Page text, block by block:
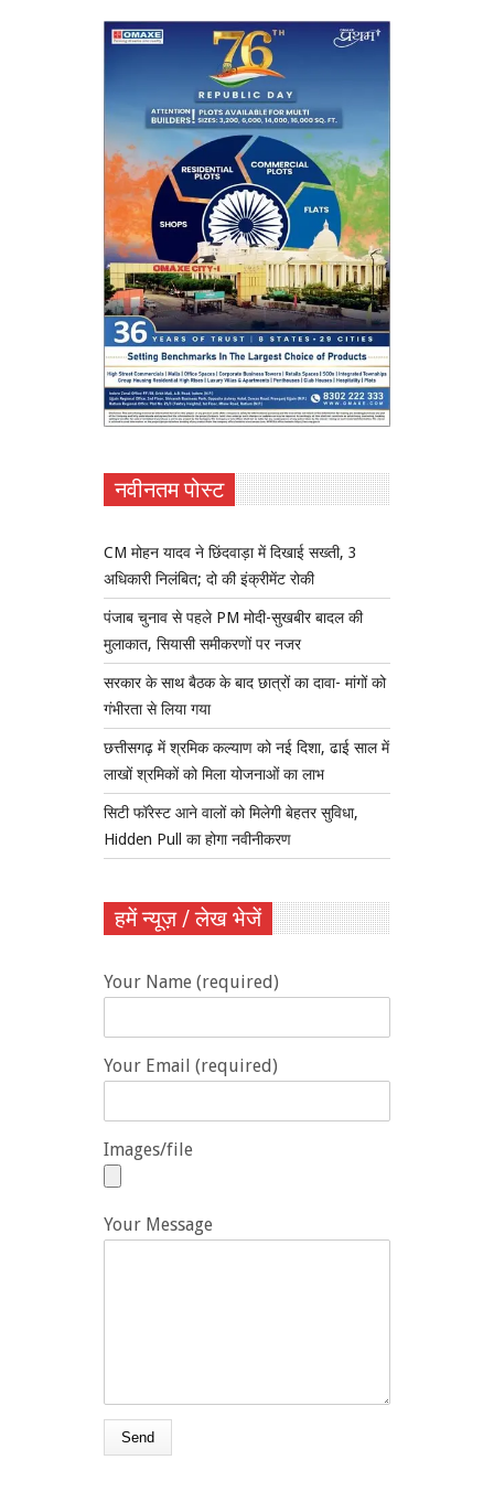
नवीनतम पोस्ट
CM मोहन यादव ने छिंदवाड़ा में दिखाई सख्ती, 3
अधिकारी निलंबित; दो की इंक्रीमेंट रोकी
पंजाब चुनाव से पहले PM मोदी-सुखबीर बादल की
मुलाकात, सियासी समीकरणों पर नजर
सरकार के साथ बैठक के बाद छात्रों का दावा- मांगों को
गंभीरता से लिया गया
छत्तीसगढ़ में श्रमिक कल्याण को नई दिशा, ढाई साल में
लाखों श्रमिकों को मिला योजनाओं का लाभ
सिटी फॉरेस्ट आने वालों को मिलेगी बेहतर सुविधा,
Hidden Pull का होगा नवीनीकरण
हमें न्यूज़ / लेख भेजें
Your Name (required)
Your Email (required)
Images/file
Your Message